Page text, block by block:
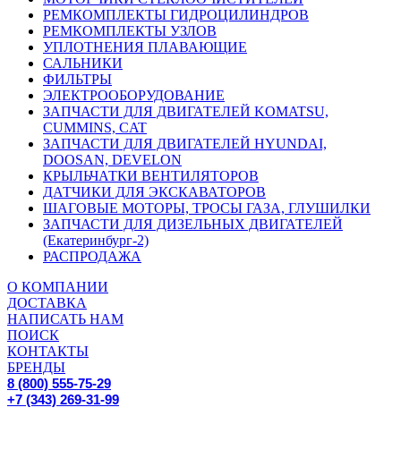
РЕМКОМПЛЕКТЫ ГИДРОЦИЛИНДРОВ
РЕМКОМПЛЕКТЫ УЗЛОВ
УПЛОТНЕНИЯ ПЛАВАЮЩИЕ
САЛЬНИКИ
ФИЛЬТРЫ
ЭЛЕКТРООБОРУДОВАНИЕ
ЗАПЧАСТИ ДЛЯ ДВИГАТЕЛЕЙ KOMATSU,
CUMMINS, CAT
ЗАПЧАСТИ ДЛЯ ДВИГАТЕЛЕЙ HYUNDAI,
DOOSAN, DEVELON
КРЫЛЬЧАТКИ ВЕНТИЛЯТОРОВ
ДАТЧИКИ ДЛЯ ЭКСКАВАТОРОВ
ШАГОВЫЕ МОТОРЫ, ТРОСЫ ГАЗА, ГЛУШИЛКИ
ЗАПЧАСТИ ДЛЯ ДИЗЕЛЬНЫХ ДВИГАТЕЛЕЙ
(Екатеринбург-2)
РАСПРОДАЖА
О КОМПАНИИ
ДОСТАВКА
НАПИСАТЬ НАМ
ПОИСК
КОНТАКТЫ
БРЕНДЫ
8 (800) 555-75-29
+7 (343) 269-31-99